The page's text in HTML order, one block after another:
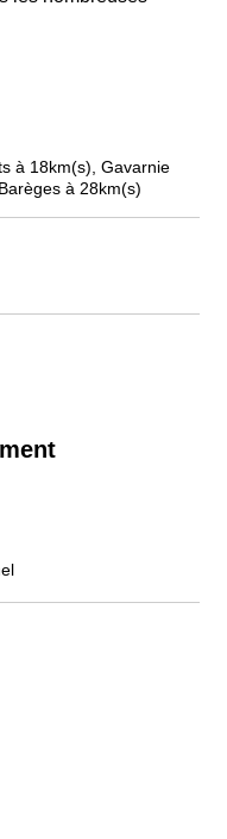
à 18km(s), Gavarnie
à 28km(s)